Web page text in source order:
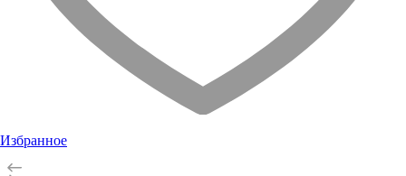
Избранное